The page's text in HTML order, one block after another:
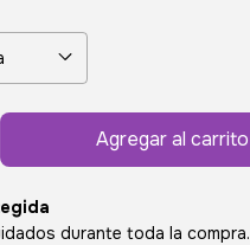
durante toda la compra.